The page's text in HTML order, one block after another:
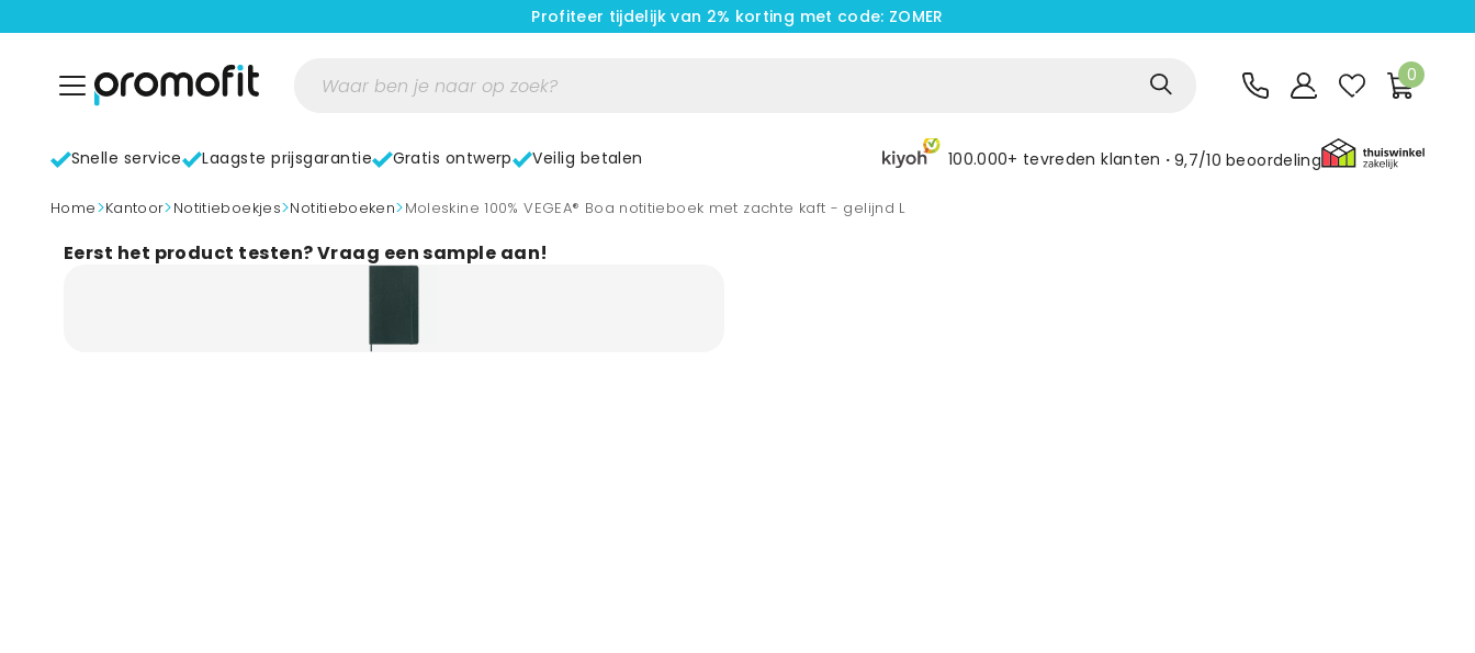
Profiteer tijdelijk van 2% korting met code: ZOMER
0
Snelle service Laagste prijsgarantie Gratis ontwerp Veilig betalen 100.000+ tevreden klanten 9,7/10 beoordeling
home> Kantoor> Notitieboekjes> Notitieboeken> Moleskine 100% VEGEA® Boa notitieboek met zachte kaft - gelijnd L
Eerst het product testen? Vraag een sample aan!